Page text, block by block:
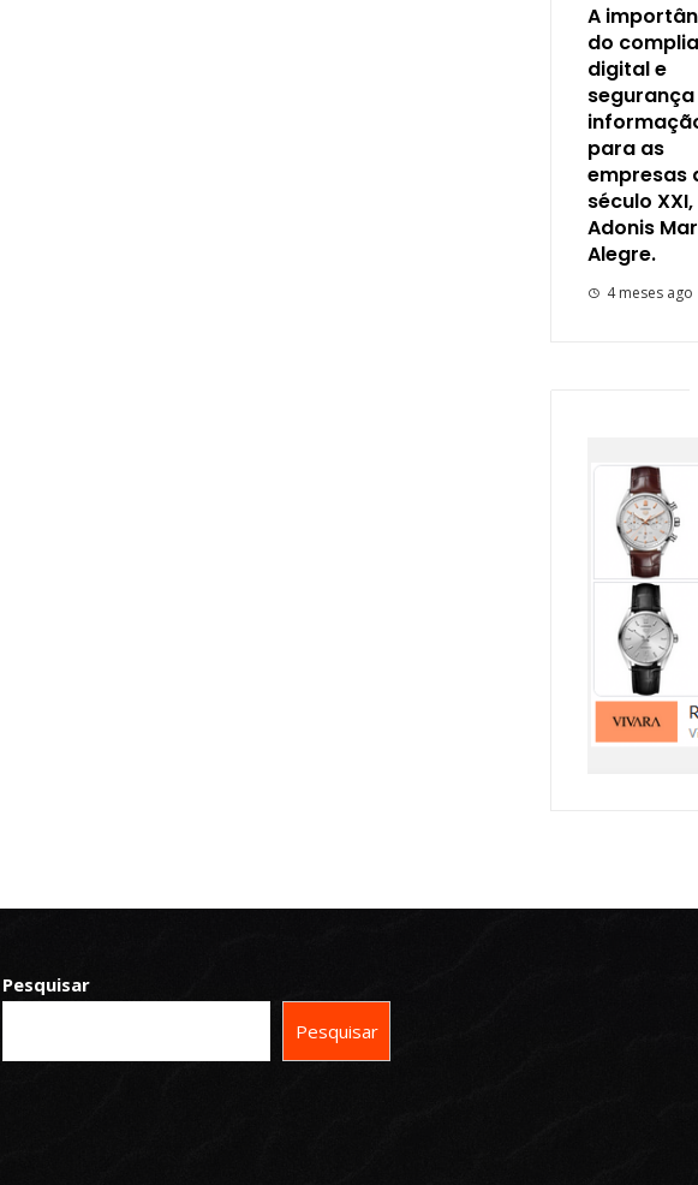
A
do
digital e
para as
empresas
século
Adonis
Alegre.
4 meses ago
Pesquisar
Pesquisar